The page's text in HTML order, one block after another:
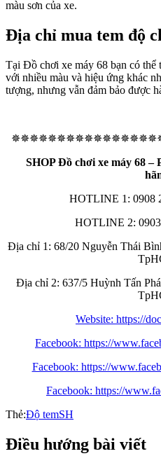
màu sơn của xe.
Địa chỉ mua tem độ
Tại Đồ chơi xe máy 68 bạn có thể
với nhiều màu và hiệu ứng khác
tượng, nhưng vẫn đảm bảo được
SHOP Đồ chơi xe máy 68 –
HOTLINE 1: 0908
HOTLINE 2:
Địa chỉ 1: 68/20 Nguyễn Thái
Địa chỉ 2: 637/5 Huỳnh Tấn
Website: https://
Facebook: https://
Facebook: https://
Facebook: https://
Thẻ:Độ temSH
Điều hướng bài viết